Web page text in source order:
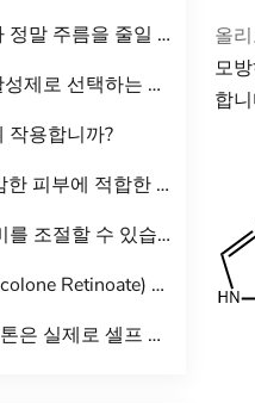
름을 줄일 수 있나요?
하는 이유는 무엇입니까?
작용합니까?
합한 이유는 무엇입니까?
조절할 수 있습니까?
은 정말 순하고 자극적이지 않나요?
프 태닝에 효과가 있나요?
올
모
합